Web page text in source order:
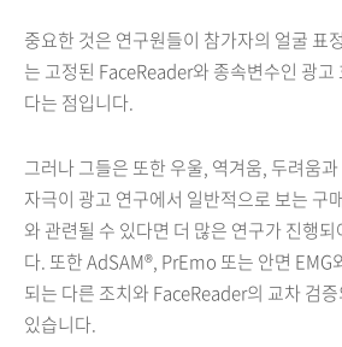
중요한 것은 연구원들이 참가자의 얼굴 표
는 고정된 FaceReader와 종속변수인 광고
다는 점입니다.
그러나 그들은 또한 우울, 역겨움, 두려움
자극이 광고 연구에서 일반적으로 보는 구
와 관련될 수 있다면 더 많은 연구가 진행
다. 또한 AdSAM®, PrEmo 또는 안면 EMG
되는 다른 조치와 FaceReader의 교차 검
있습니다.